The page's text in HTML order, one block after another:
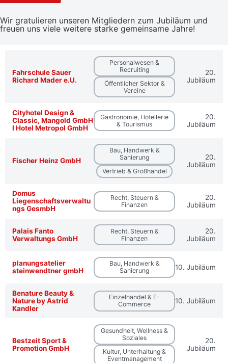
Wir gratulieren unseren Mitgliedern zum Jubiläum und
freuen uns viele weitere starke gemeinsame Jahre!
Fahrschule Sauer
Richard Mader e.U.
Personalwesen &
Recruiting
Öffentlicher Sektor &
Vereine
20.
Jubiläum
Cityhotel Design &
Classic, Mangold GmbH
I Hotel Metropol GmbH
Gastronomie, Hotellerie
& Tourismus
20.
Jubiläum
Fischer Heinz GmbH
Bau, Handwerk &
Sanierung
Vertrieb & Großhandel
20.
Jubiläum
Domus
Liegenschaftsverwaltu
ngs GesmbH
Recht, Steuern &
Finanzen
20.
Jubiläum
Palais Fanto
Verwaltungs GmbH
Recht, Steuern &
Finanzen
20.
Jubiläum
planungsatelier
steinwendtner gmbH
Bau, Handwerk &
Sanierung
10. Jubiläum
Benature Beauty &
Nature by Astrid
Kandler
Einzelhandel & E-
Commerce
10. Jubiläum
Bestzeit Sport &
Promotion GmbH
Gesundheit, Wellness &
Soziales
Kultur, Unterhaltung &
Eventmanagement
20.
Jubiläum